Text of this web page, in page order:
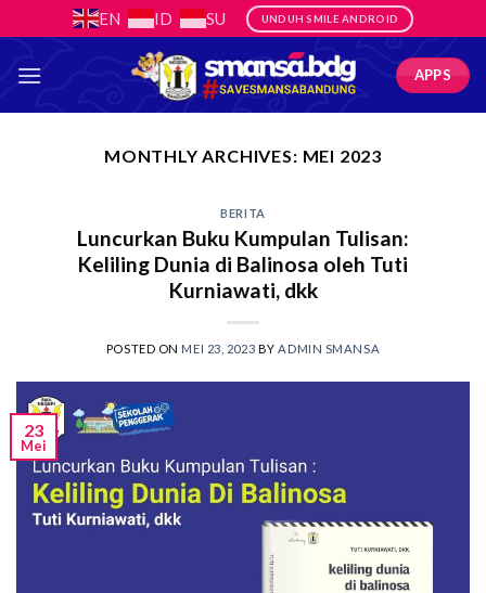
to
content
EN ID SU UNDUH SMILE ANDROID
APPS
MONTHLY ARCHIVES: MEI 2023
BERITA
Luncurkan Buku Kumpulan Tulisan:
Keliling Dunia di Balinosa oleh Tuti
Kurniawati, dkk
POSTED ON MEI 23, 2023 BY ADMIN SMANSA
23
Mei